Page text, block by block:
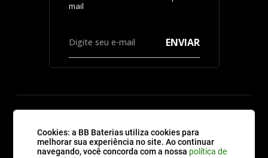
Cookies: a BB Baterias utiliza cookies para
melhorar sua experiência no site. Ao continuar
navegando, você concorda com a nossa política de
ENVIAR